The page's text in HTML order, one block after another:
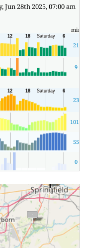
Jun 28th 2025, 07:00 am
min
21
9
23
1012
55
0